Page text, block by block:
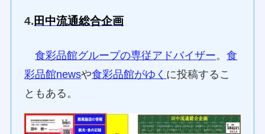
4.田中流通総合企画
食彩品館グループの専従アドバイザー。食
彩品館newsや食彩品館がゆく に投稿するこ
ともある。